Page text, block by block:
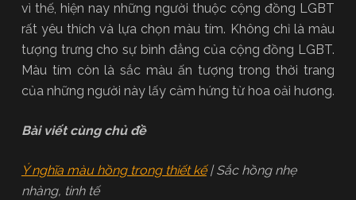
vì thế, hiện nay những người thuộc cộng đồng LGBT
rất yêu thích và lựa chọn màu tím. Không chỉ là màu
tượng trưng cho sự bình đẳng của cộng đồng LGBT.
Màu tím còn là sắc màu ấn tượng trong thời trang
của những người này lấy cảm hứng từ hoa oải hương.
Bài viết cùng chủ đề
Ý nghĩa màu hồng trong thiết kế| Sắc hồng nhẹ
nhàng, tinh tế